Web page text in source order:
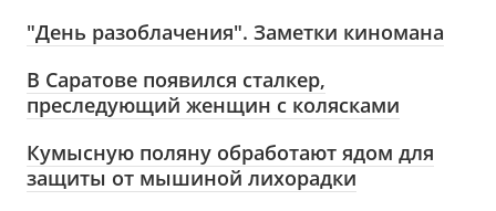
"День разоблачения". Заметки киномана
В Саратове появился сталкер,
преследующий женщин с колясками
Кумысную поляну обработают ядом для
защиты от мышиной лихорадки